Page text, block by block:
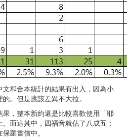
和合本統計的結果有出入，因為小
。但是應該差異不大拉。
，整本新約還是比較喜歡使用「耶
而這其中，四福音就佔了八成五；
羅書信中。